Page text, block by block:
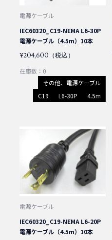
電源ケーブル
IEC60320_C19-NEMA L6-30P
電源ケーブル（4.5m）10本
¥204,600（税込）
在庫数：0
その他、電源ケーブル
C19
L6-30P 4.5m
電源ケーブル
IEC60320_C19-NEMA L6-20P
電源ケーブル（4.5m）10本